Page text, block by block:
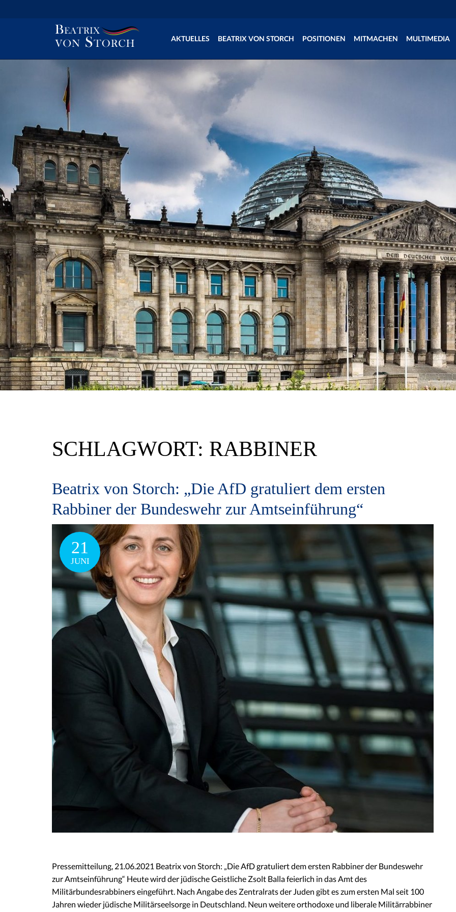
AKTUELLES BEATRIX VON STORCH POSITIONEN MITMACHEN MULTIMEDIA
SCHLAGWORT: RABBINER
Beatrix von Storch: „Die AfD gratuliert dem ersten
Rabbiner der Bundeswehr zur Amtseinführung“
21
JUNI
Pressemitteilung, 21.06.2021 Beatrix von Storch: „Die AfD gratuliert dem ersten Rabbiner der Bundeswehr
zur Amtseinführung“ Heute wird der jüdische Geistliche Zsolt Balla feierlich in das Amt des
Militärbundesrabbiners eingeführt. Nach Angabe des Zentralrats der Juden gibt es zum ersten Mal seit 100
Jahren wieder jüdische Militärseelsorge in Deutschland. Neun weitere orthodoxe und liberale Militärrabbiner